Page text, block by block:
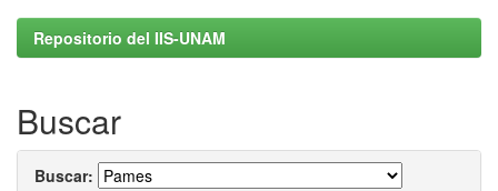
Repositorio del IIS-UNAM
Buscar
Buscar: